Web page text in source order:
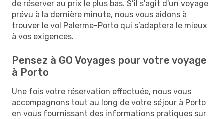
de réserver au prix le plus bas. S’il s'agit d'un voyage
prévu à la dernière minute, nous vous aidons à
trouver le vol Palerme-Porto qui s’adaptera le mieux
à vos exigences.
Pensez à GO Voyages pour votre voyage
à Porto
Une fois votre réservation effectuée, nous vous
accompagnons tout au long de votre séjour à Porto
en vous fournissant des informations pratiques sur